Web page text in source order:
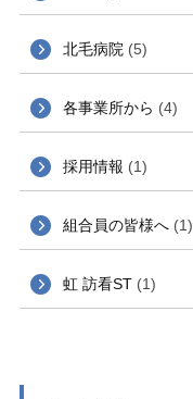
北毛病院 (5)
各事業所から (4)
採用情報 (1)
組合員の皆様へ(1)
虹 訪看ST(1)